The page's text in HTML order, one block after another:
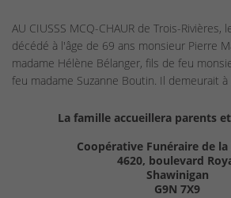
AU CIUSSS MCQ-CHAUR de Trois-
décédé à l'âge de 69 ans monsieur Pierre
madame Hélène Bélanger, fils de feu
feu madame Suzanne Boutin. Il demeurait à
La famille accueillera parents
Coopérative Funéraire de
4620, boulevard
Shawinigan
G9N 7X9